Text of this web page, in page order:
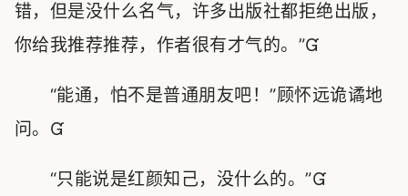
错，但是没什么名气，许多出版社都拒绝出版，
你给我推荐推荐，作者很有才气的。”
“能通，怕不是普通朋友吧！”顾怀远诡谲地
问。
“只能说是红颜知己，没什么的。”